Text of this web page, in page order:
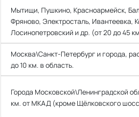
Мытищи, Пушкино, Красноармейск,
Фряново, Электросталь, Ивантеевка,
Лосинопетровский и др. (от 20 до 45
Москва\Санкт-Петербург и города,
до 10 км. в область.
Города Московской\Ленинградской
км. от МКАД (кроме Щёлковского